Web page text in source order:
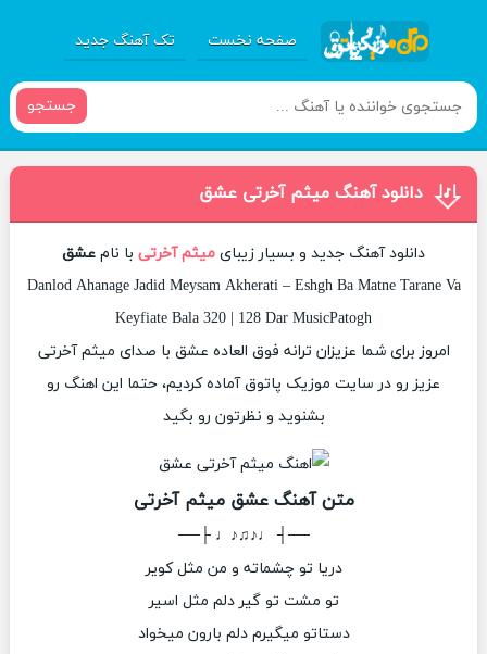
صفحه نخست تک آهنگ جدید
جستجو
دانلود آهنگ میثم آخرتی عشق
دانلود آهنگ جدید و بسیار زیبای میثم آخرتی با نام عشق
Danlod Ahanage Jadid Meysam Akherati – Eshgh Ba Matne Tarane Va
Keyfiate Bala 320 | 128 Dar MusicPatogh
امروز برای شما عزیزان ترانه فوق العاده عشق با صدای میثم آخرتی
عزیز رو در سایت موزیک پاتوق آماده کردیم، حتما این اهنگ رو
بشنوید و نظرتون رو بگید
متن آهنگ عشق میثم آخرتی
──┤ ♩♪♫♪♩ ├──
دریا تو چشماته و من مثل کویر
تو مشت تو گیر دلم مثل اسیر
دستاتو میگیرم دلم بارون میخواد